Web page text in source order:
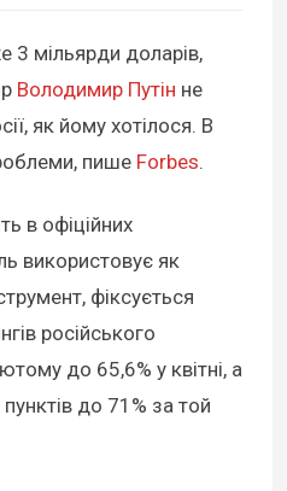
3 мільярди доларів,
Володимир Путін не
як йому хотілося. В
пише Forbes.
в офіційних
використовує як
фіксується
російського
до 65,6% у квітні, а
до 71% за той